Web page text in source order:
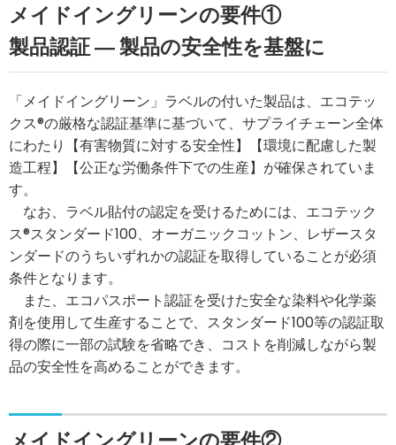
メイドイングリーンの要件①
製品認証 ― 製品の安全性を基盤に
「メイドイングリーン」ラベルの付いた製品は、エコテッ
クス®の厳格な認証基準に基づいて、サプライチェーン全体
にわたり【有害物質に対する安全性】【環境に配慮した製
造工程】【公正な労働条件下での生産】が確保されていま
す。
なお、ラベル貼付の認定を受けるためには、エコテック
ス®スタンダード100、オーガニックコットン、レザースタ
ンダードのうちいずれかの認証を取得していることが必須
条件となります。
また、エコパスポート認証を受けた安全な染料や化学薬
剤を使用して生産することで、スタンダード100等の認証取
得の際に一部の試験を省略でき、コストを削減しながら製
品の安全性を高めることができます。